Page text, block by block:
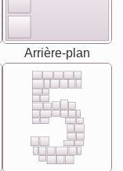
Arrière-plan